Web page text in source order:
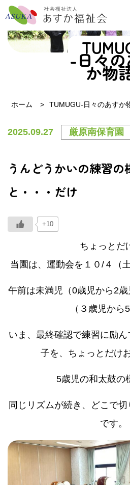
-日々
か物
ホーム TUMUGU-日々のあすか
2025.09.27 厳原南保育園
うんどうかいの練習の
と・・・だけ
+10
ちょっとだ
当園は、運動会を１０/４（
午前は未満児（0歳児から2
（３歳児から
いま、最終確認で練習に励
子を、ちょっとだけ
5歳児の和太鼓の
同じリズムが続き、どこで
です。